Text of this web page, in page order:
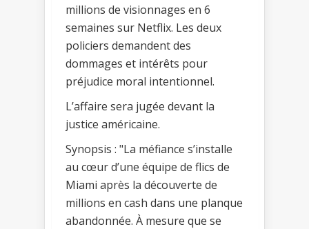
millions de visionnages en 6
semaines sur Netflix. Les deux
policiers demandent des
dommages et intérêts pour
préjudice moral intentionnel.
L’affaire sera jugée devant la
justice américaine.
Synopsis : "La méfiance s’installe
au cœur d’une équipe de flics de
Miami après la découverte de
millions en cash dans une planque
abandonnée. À mesure que se